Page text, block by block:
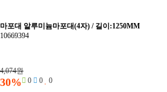
마포대 알루미늄마포대(4자) / 길이:1250MM
10669394
4,074원
30% 0 0 0